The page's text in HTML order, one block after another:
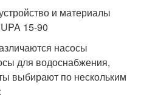
и материалы
15-90
насосы
для водоснабжения,
выбирают по нескольким